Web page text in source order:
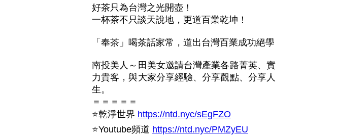
好茶只為台灣之光開壺！
一杯茶不只談天說地，更道百業乾坤！
「奉茶」喝茶話家常，道出台灣百業成功絕學
南投美人～田美女邀請台灣產業各路菁英、實
力貴客，與大家分享經驗、分享觀點、分享人
生。
＝＝＝＝＝
⭐乾淨世界 https://ntd.nyc/sEgFZO
⭐Youtube頻道 https://ntd.nyc/PMZyEU